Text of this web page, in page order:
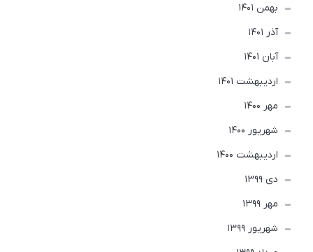
بهمن 1401
آذر 1401
آبان 1401
ارديبهشت 1401
مهر 1400
شهریور 1400
ارديبهشت 1400
دی 1399
مهر 1399
شهریور 1399